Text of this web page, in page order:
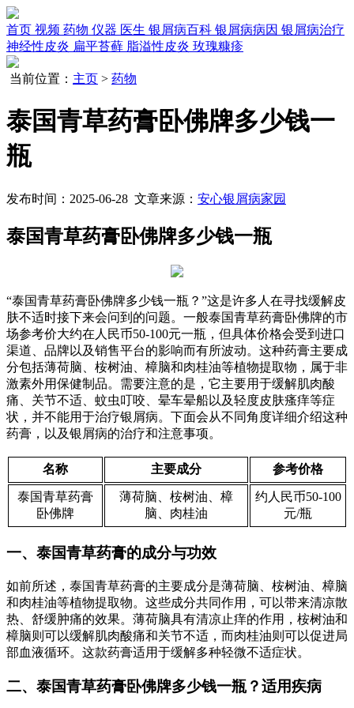
首页 视频 药物 仪器 医生 银屑病百科 银屑病病因 银屑病治疗
神经性皮炎 扁平苔藓 脂溢性皮炎 玫瑰糠疹
当前位置： 主页 > 药物
泰国青草药膏卧佛牌多少钱一
瓶
发布时间：2025-06-28 文章来源： 安心银屑病家园
泰国青草药膏卧佛牌多少钱一瓶
“泰国青草药膏卧佛牌多少钱一瓶？”这是许多人在寻找缓解皮
肤不适时接下来会问到的问题。一般泰国青草药膏卧佛牌的市
场参考价大约在人民币50-100元一瓶，但具体价格会受到进口
渠道、品牌以及销售平台的影响而有所波动。这种药膏主要成
分包括薄荷脑、桉树油、樟脑和肉桂油等植物提取物，属于非
激素外用保健制品。需要注意的是，它主要用于缓解肌肉酸
痛、关节不适、蚊虫叮咬、晕车晕船以及轻度皮肤瘙痒等症
状，并不能用于治疗银屑病。下面会从不同角度详细介绍这种
药膏，以及银屑病的治疗和注意事项。
名称 主要成分 参考价格
泰国青草药膏
卧佛牌
薄荷脑、桉树油、樟
脑、肉桂油
约人民币50-100
元/瓶
一、泰国青草药膏的成分与功效
如前所述，泰国青草药膏的主要成分是薄荷脑、桉树油、樟脑
和肉桂油等植物提取物。这些成分共同作用，可以带来清凉散
热、舒缓肿痛的效果。薄荷脑具有清凉止痒的作用，桉树油和
樟脑则可以缓解肌肉酸痛和关节不适，而肉桂油则可以促进局
部血液循环。这款药膏适用于缓解多种轻微不适症状。
二、泰国青草药膏卧佛牌多少钱一瓶？适用疾病